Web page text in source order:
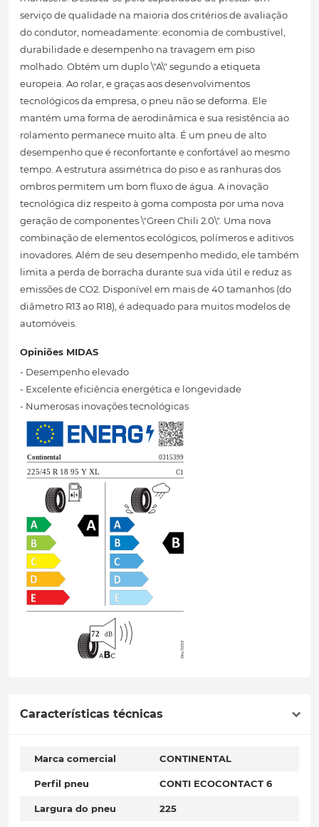
serviço de qualidade na maioria dos critérios de avaliação
do condutor, nomeadamente: economia de combustível,
durabilidade e desempenho na travagem em piso
molhado. Obtém um duplo \"A\" segundo a etiqueta
europeia. Ao rolar, e graças aos desenvolvimentos
tecnológicos da empresa, o pneu não se deforma. Ele
mantém uma forma de aerodinâmica e sua resistência ao
rolamento permanece muito alta. É um pneu de alto
desempenho que é reconfortante e confortável ao mesmo
tempo. A estrutura assimétrica do piso e as ranhuras dos
ombros permitem um bom fluxo de água. A inovação
tecnológica diz respeito à goma composta por uma nova
geração de componentes \"Green Chili 2.0\". Uma nova
combinação de elementos ecológicos, polímeros e aditivos
inovadores. Além de seu desempenho medido, ele também
limita a perda de borracha durante sua vida útil e reduz as
emissões de CO2. Disponível em mais de 40 tamanhos (do
diâmetro R13 ao R18), é adequado para muitos modelos de
automóveis.
Opiniões MIDAS
- Desempenho elevado
- Excelente eficiência energética e longevidade
- Numerosas inovações tecnológicas
Características técnicas
Marca comercial CONTINENTAL
Perfil pneu CONTI ECOCONTACT 6
Largura do pneu 225